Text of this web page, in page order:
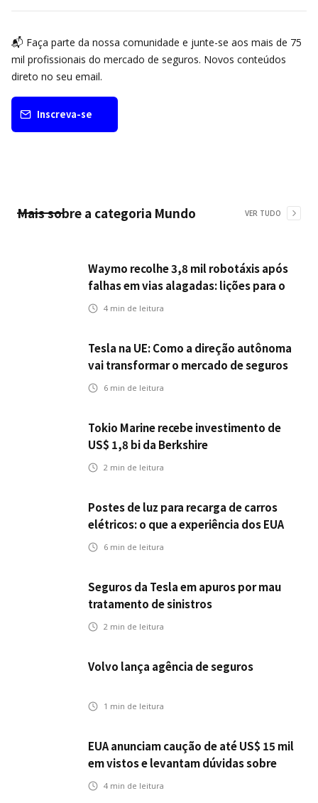
📬 Faça parte da nossa comunidade e junte-se aos mais de 75
mil profissionais do mercado de seguros. Novos conteúdos
direto no seu email.
Inscreva-se
Mais sobre a categoria Mundo VER TUDO
Waymo recolhe 3,8 mil robotáxis após
falhas em vias alagadas: lições para o
setor de seguros automotivos na era
4 min de leitura
Tesla na UE: Como a direção autônoma
vai transformar o mercado de seguros
6 min de leitura
Tokio Marine recebe investimento de
US$ 1,8 bi da Berkshire
2 min de leitura
Postes de luz para recarga de carros
elétricos: o que a experiência dos EUA
pode antecipar para o Brasil
6 min de leitura
Seguros da Tesla em apuros por mau
tratamento de sinistros
2 min de leitura
Volvo lança agência de seguros
1 min de leitura
EUA anunciam caução de até US$ 15 mil
em vistos e levantam dúvidas sobre
impactos no seguro viagem
4 min de leitura